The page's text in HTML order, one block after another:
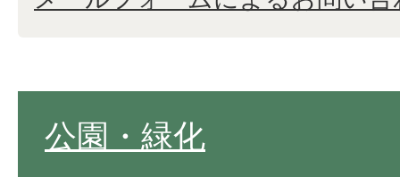
公園・緑化